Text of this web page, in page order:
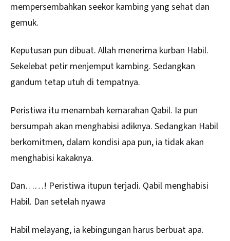
mempersembahkan seekor kambing yang sehat dan
gemuk.
Keputusan pun dibuat. Allah menerima kurban Habil.
Sekelebat petir menjemput kambing. Sedangkan
gandum tetap utuh di tempatnya.
Peristiwa itu menambah kemarahan Qabil. Ia pun
bersumpah akan menghabisi adiknya. Sedangkan Habil
berkomitmen, dalam kondisi apa pun, ia tidak akan
menghabisi kakaknya.
Dan……! Peristiwa itupun terjadi. Qabil menghabisi
Habil. Dan setelah nyawa
Habil melayang, ia kebingungan harus berbuat apa.